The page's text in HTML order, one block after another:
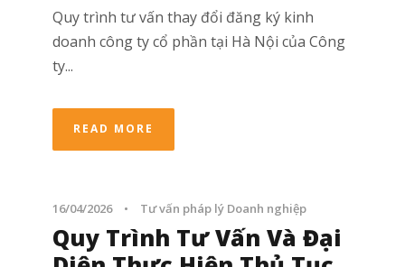
Quy trình tư vấn thay đổi đăng ký kinh
doanh công ty cổ phần tại Hà Nội của Công
ty...
READ MORE
16/04/2026 • Tư vấn pháp lý Doanh nghiệp
Quy Trình Tư Vấn Và Đại